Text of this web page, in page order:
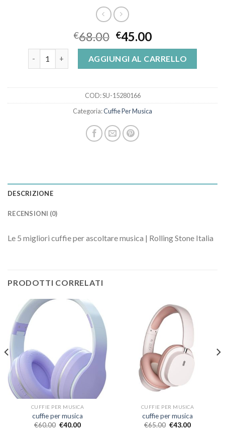
€68.00 €45.00
AGGIUNGI AL CARRELLO
COD:SU-15280166
Categoria:Cuffie Per Musica
DESCRIZIONE
RECENSIONI (0)
Le 5 migliori cuffie per ascoltare musica | Rolling Stone Italia
PRODOTTI CORRELATI
CUFFIE PER MUSICA
cuffie per musica
€60.00 €40.00
CUFFIE PER MUSICA
cuffie per musica
€65.00 €43.00